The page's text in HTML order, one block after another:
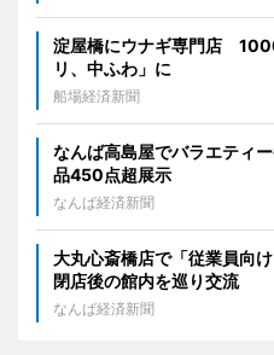
淀屋橋にウナギ専門店
リ、中ふわ」に
船場経済新聞
なんば高島屋でバラエティ
品450点超展示
なんば経済新聞
大丸心斎橋店で「従業員向
閉店後の館内を巡り交流
なんば経済新聞